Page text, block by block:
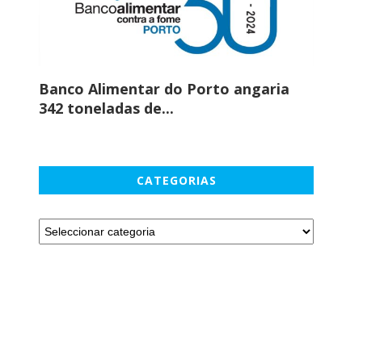
Banco Alimentar do Porto angaria
342 toneladas de...
CATEGORIAS